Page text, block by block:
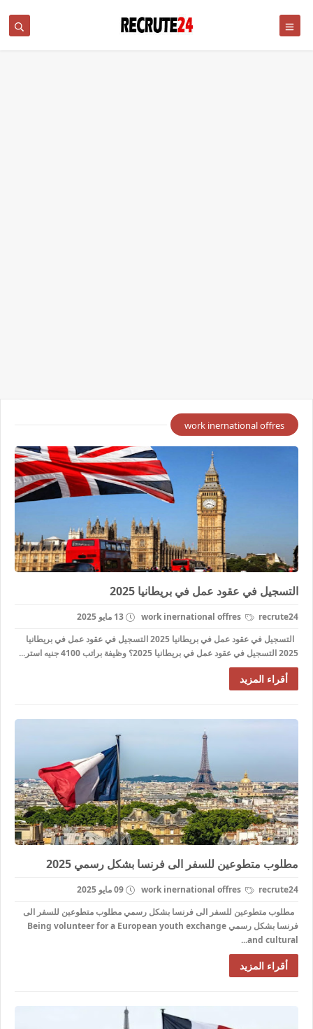
work inernational offres
التسجيل في عقود عمل في بريطانيا 2025
recrute24
13 مايو 2025
التسجيل في عقود عمل في بريطانيا 2025 التسجيل في عقود عمل في بريطانيا
2025 التسجيل في عقود عمل في بريطانيا 2025؟ وظيفة براتب 4100 جنيه استر...
أقراء المزيد
مطلوب متطوعين للسفر الى فرنسا بشكل رسمي 2025
recrute24
09 مايو 2025
مطلوب متطوعين للسفر الى فرنسا بشكل رسمي مطلوب متطوعين للسفر الى
فرنسا بشكل رسمي Being volunteer for a European youth exchange
and cultural...
أقراء المزيد